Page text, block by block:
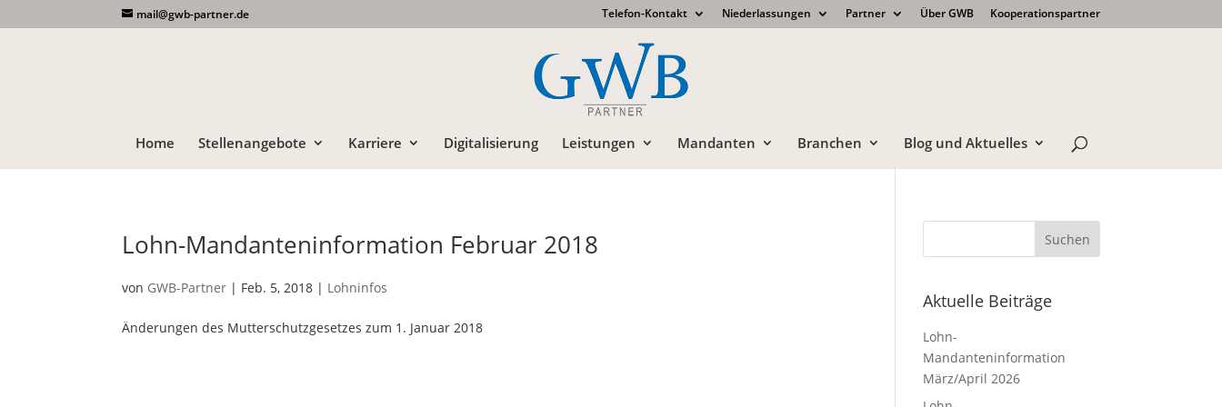
mail@gwb-partner.de Telefon-Kontakt Niederlassungen Partner Über GWB Kooperationspartner
Home Stellenangebote Karriere Digitalisierung Leistungen Mandanten Branchen Blog und Aktuelles
Lohn-Mandanteninformation Februar 2018
von GWB-Partner | Feb. 5, 2018 | Lohninfos
Änderungen des Mutterschutzgesetzes zum 1. Januar 2018
Aktuelle Beiträge
Lohn-
Mandanteninformation
März/April 2026